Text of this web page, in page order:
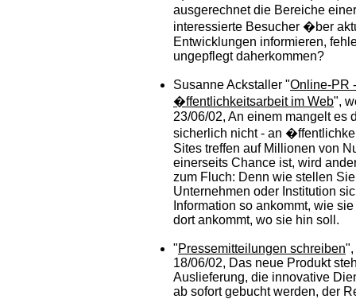
ausgerechnet die Bereiche
interessierte Besucher �ber
Entwicklungen informieren,
ungepflegt daherkommen?
Susanne Ackstaller "Online-PR -
�ffentlichkeitsarbeit im Web",
23/06/02, An einem mangelt es
sicherlich nicht - an
Sites treffen auf Millionen von
einerseits Chance ist, wird
zum Fluch: Denn wie stellen
Unternehmen oder Institution
Information so ankommt, wie
dort ankommt, wo sie hin soll.
"Pressemitteilungen schreiben",
18/06/02, Das neue Produkt
Auslieferung, die innovative
ab sofort gebucht werden, der